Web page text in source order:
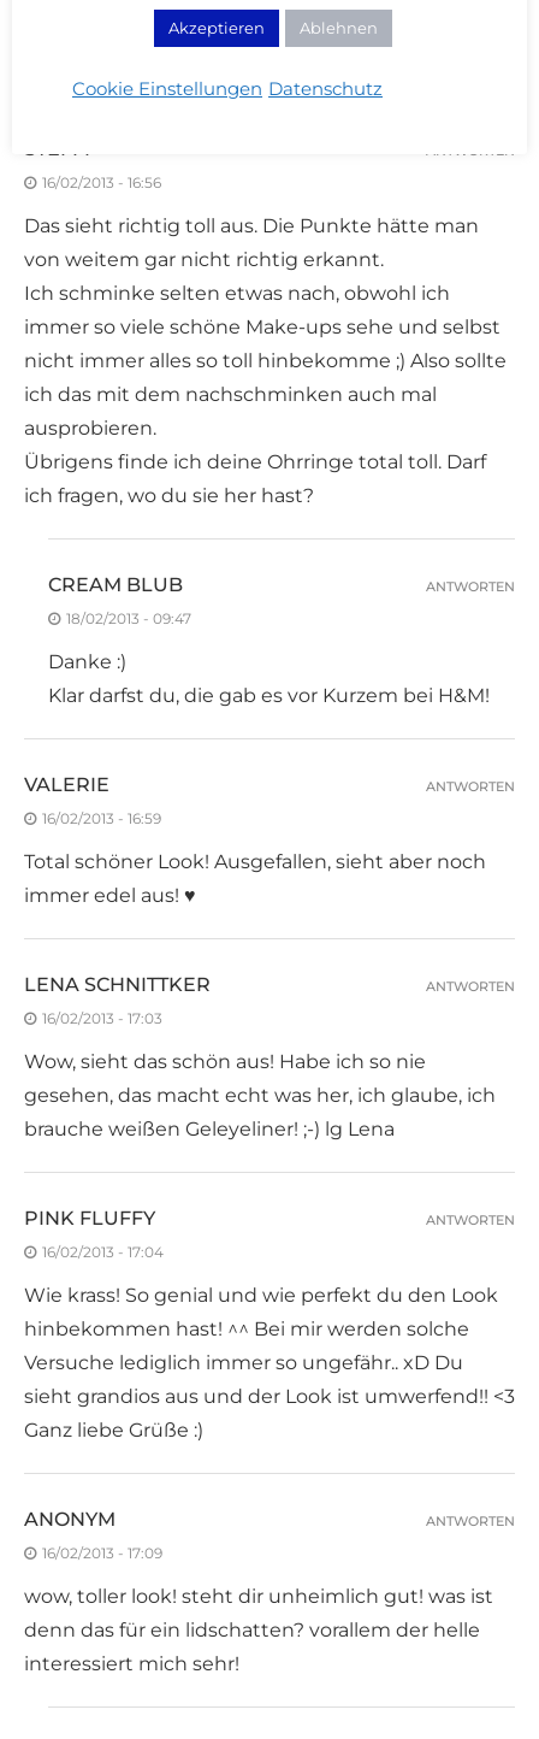
angebatscht aus.
STEFFI
16/02/2013 - 16:56
Das sieht richtig toll aus. Die Punkte hätte man
von weitem gar nicht richtig erkannt.
Ich schminke selten etwas nach, obwohl ich
immer so viele schöne Make-ups sehe und selbst
nicht immer alles so toll hinbekomme ;) Also sollte
ich das mit dem nachschminken auch mal
ausprobieren.
Übrigens finde ich deine Ohrringe total toll. Darf
ich fragen, wo du sie her hast?
ANTWORTEN
CREAM BLUB
18/02/2013 - 09:47
Danke :)
Klar darfst du, die gab es vor Kurzem bei H&M!
ANTWORTEN
VALERIE
16/02/2013 - 16:59
Total schöner Look! Ausgefallen, sieht aber noch
immer edel aus! ♥
ANTWORTEN
LENA SCHNITTKER
16/02/2013 - 17:03
Wow, sieht das schön aus! Habe ich so nie
gesehen, das macht echt was her, ich glaube, ich
brauche weißen Geleyeliner! ;-) lg Lena
ANTWORTEN
PINK FLUFFY
16/02/2013 - 17:04
Wie krass! So genial und wie perfekt du den Look
hinbekommen hast! ^^ Bei mir werden solche
Versuche lediglich immer so ungefähr.. xD Du
sieht grandios aus und der Look ist umwerfend!! <3
Ganz liebe Grüße :)
ANTWORTEN
ANONYM
16/02/2013 - 17:09
wow, toller look! steht dir unheimlich gut! was ist
denn das für ein lidschatten? vorallem der helle
interessiert mich sehr!
ANTWORTEN
Akzeptieren Ablehnen
Cookie Einstellungen Datenschutz